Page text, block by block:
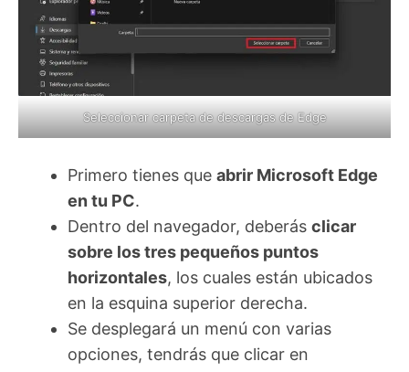
Seleccionar carpeta de descargas de Edge
Primero tienes que abrir Microsoft Edge
en tu PC.
Dentro del navegador, deberás clicar
sobre los tres pequeños puntos
horizontales, los cuales están ubicados
en la esquina superior derecha.
Se desplegará un menú con varias
opciones, tendrás que clicar en